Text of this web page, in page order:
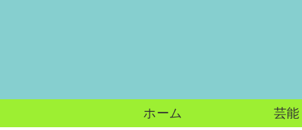
ホーム 芸能